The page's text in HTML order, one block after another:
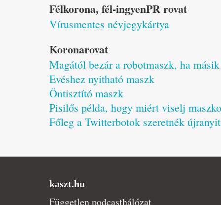
Félkorona, fél-ingyenPR rovat
Vírusmentes névjegykártya
Koronarovat
Magától bezár a robotmaszk, ha
Evéshez nyitható maszk
Öntisztító maszk
Pisilős példa, hogy miért viselj
Főleg a Twitterbotok szeretnék
kaszt.hu
Független podcasthálózat